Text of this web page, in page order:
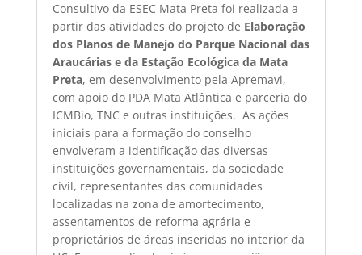
Consultivo da ESEC Mata Preta foi realizada a
partir das atividades do projeto de Elaboração
dos Planos de Manejo do Parque Nacional das
Araucárias e da Estação Ecológica da Mata
Preta, em desenvolvimento pela Apremavi,
com apoio do PDA Mata Atlântica e parceria do
ICMBio, TNC e outras instituições. As ações
iniciais para a formação do conselho
envolveram a identificação das diversas
instituições governamentais, da sociedade
civil, representantes das comunidades
localizadas na zona de amortecimento,
assentamentos de reforma agrária e
proprietários de áreas inseridas no interior da